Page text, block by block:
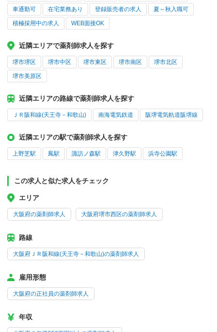
車通勤可 在宅業務あり 登録販売者の求人 夏～秋入職可
積極採用中の求人 WEB面接OK
近隣エリアで薬剤師求人を探す
堺市堺区 堺市中区 堺市東区 堺市南区 堺市北区
堺市美原区
近隣エリアの路線で薬剤師求人を探す
ＪＲ阪和線(天王寺－和歌山) 南海電気鉄道 阪堺電気軌道阪堺線
近隣エリアの駅で薬剤師求人を探す
上野芝駅 鳳駅 諏訪ノ森駅 津久野駅 浜寺公園駅
この求人と似た求人をチェック
エリア
大阪府の薬剤師求人 大阪府堺市西区の薬剤師求人
路線
大阪府ＪＲ阪和線(天王寺－和歌山)の薬剤師求人
雇用形態
大阪府の正社員の薬剤師求人
年収